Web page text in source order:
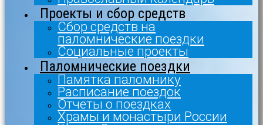
Проекты и сбор средств
Сбор средств на
паломнические поездки
Социальные проекты
Паломнические поездки
Памятка паломнику
Расписание поездок
Отчеты о поездках
Храмы и монастыри России